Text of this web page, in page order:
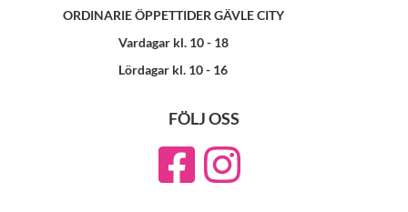
ORDINARIE ÖPPETTIDER GÄVLE CITY
Vardagar kl. 10 - 18
Lördagar kl. 10 - 16
FÖLJ OSS